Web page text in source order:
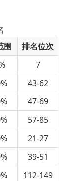
围
排名位次
7
43-62
47-69
57-85
21-27
39-51
112-149